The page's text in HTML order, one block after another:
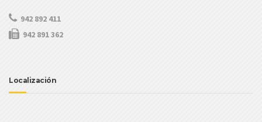
942 892 411
942 891 362
Localización